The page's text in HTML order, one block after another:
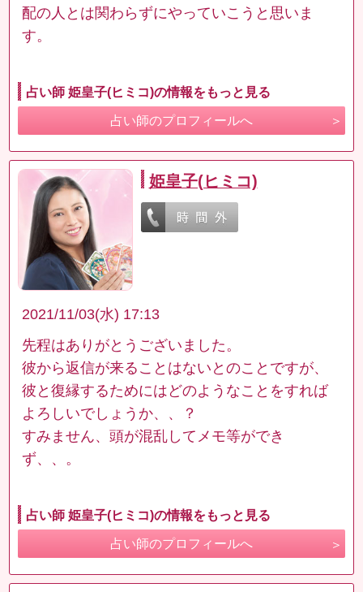
配の人とは関わらずにやっていこうと思いま
す。
占い師 姫皇子(ヒミコ)の情報をもっと見る
占い師のプロフィールへ
姫皇子(ヒミコ)
2021/11/03(水) 17:13
先程はありがとうございました。
彼から返信が来ることはないとのことですが、
彼と復縁するためにはどのようなことをすれば
よろしいでしょうか、、？
すみません、頭が混乱してメモ等ができ
ず、、。
占い師 姫皇子(ヒミコ)の情報をもっと見る
占い師のプロフィールへ